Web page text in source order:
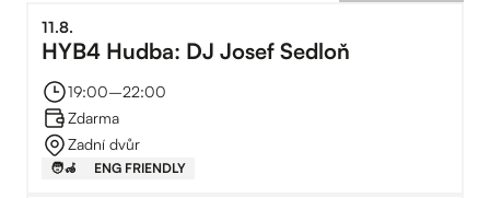
11.8.
HYB4 Hudba: DJ Josef Sedloň
19:00–⁠22:00
Zdarma
Zadní dvůr
🧑‍🦽 ENG FRIENDLY